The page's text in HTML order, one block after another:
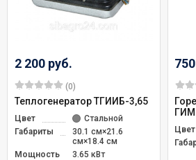
2 200 руб.
(0)
Теплогенератор ТГИИБ-3,65
Цвет
Стальной
Габариты
30.1 см×21.6
см×18.4 см
Мощность
3.65 кВт
Цвет